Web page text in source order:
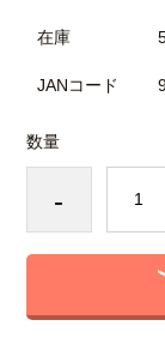
在庫
JANコード
数量
-